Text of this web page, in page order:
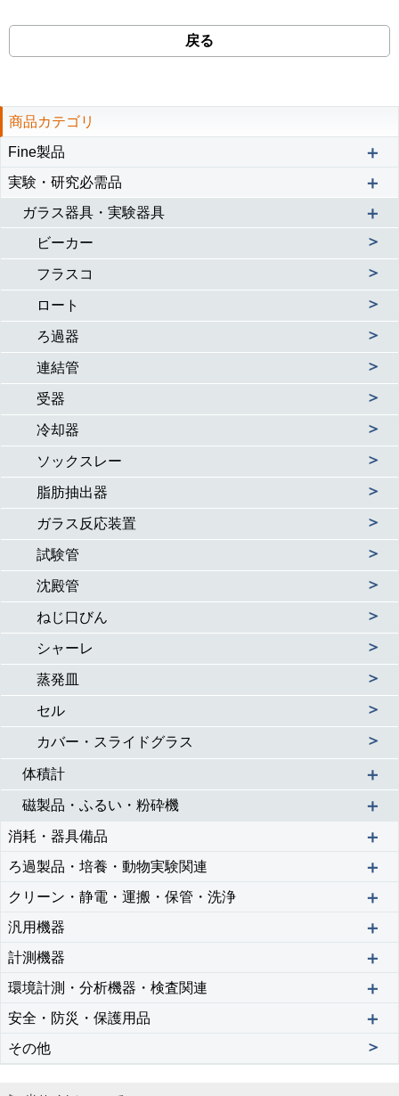
戻る
商品カテゴリ
Fine製品
＋
実験・研究必需品 ＋
ガラス器具・実験器具 ＋
ビーカー ＞
フラスコ ＞
ロート ＞
ろ過器 ＞
連結管 ＞
受器 ＞
冷却器 ＞
ソックスレー ＞
脂肪抽出器 ＞
ガラス反応装置 ＞
試験管 ＞
沈殿管 ＞
ねじ口びん ＞
シャーレ ＞
蒸発皿 ＞
セル ＞
カバー・スライドグラス ＞
体積計 ＋
磁製品・ふるい・粉砕機 ＋
消耗・器具備品 ＋
ろ過製品・培養・動物実験関連 ＋
クリーン・静電・運搬・保管・洗浄 ＋
汎用機器 ＋
計測機器 ＋
環境計測・分析機器・検査関連 ＋
安全・防災・保護用品 ＋
その他 ＞